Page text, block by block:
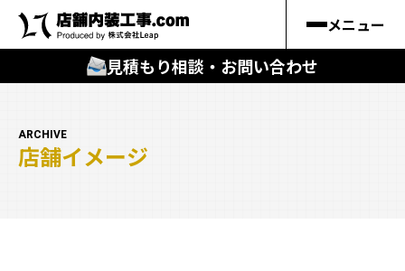
メニュー
見積もり相談・お問い合わせ
キーワードから
ARCHIVE
店舗イメージ